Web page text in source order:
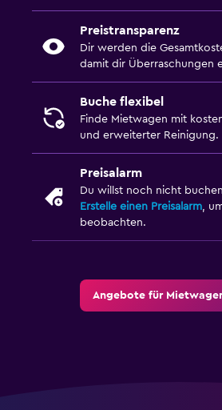
Preistransparenz
Dir werden die
damit dir Überraschungen
Buche flexibel
Finde Mietwagen mit
und erweiterter Reinigung.
Preisalarm
Du willst noch nicht
Erstelle einen Preisalarm,
beobachten.
Angebote für